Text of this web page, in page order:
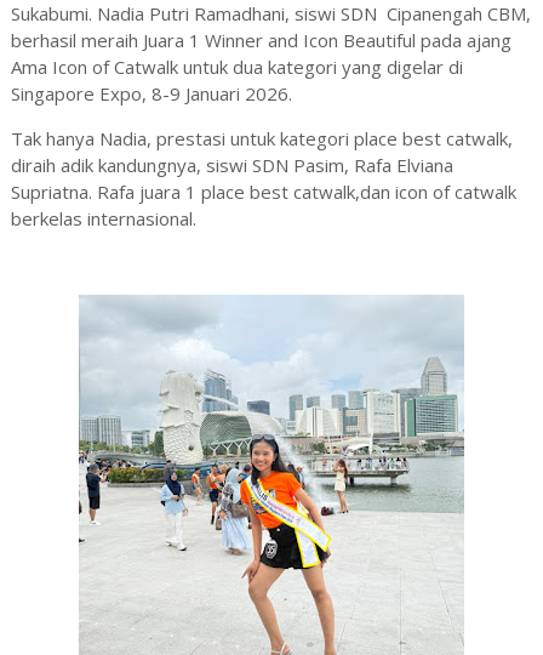
Sukabumi. Nadia Putri Ramadhani, siswi SDN Cipanengah CBM,
berhasil meraih Juara 1 Winner and Icon Beautiful pada ajang
Ama Icon of Catwalk untuk dua kategori yang digelar di
Singapore Expo, 8-9 Januari 2026.
‎Tak hanya Nadia, prestasi untuk kategori place best catwalk,
diraih adik kandungnya, siswi SDN Pasim, Rafa Elviana
Supriatna. Rafa juara 1 place best catwalk,dan icon of catwalk
berkelas internasional.